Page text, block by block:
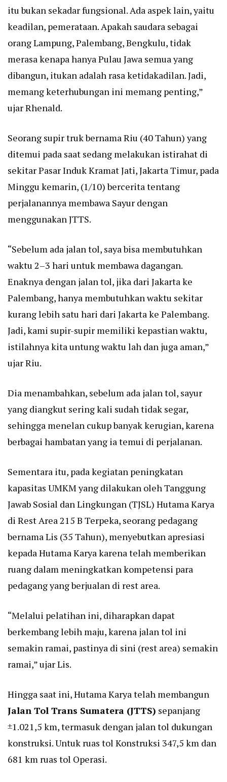
itu bukan sekadar fungsional. Ada aspek lain, yaitu
keadilan, pemerataan. Apakah saudara sebagai
orang Lampung, Palembang, Bengkulu, tidak
merasa kenapa hanya Pulau Jawa semua yang
dibangun, itukan adalah rasa ketidakadilan. Jadi,
memang keterhubungan ini memang penting,”
ujar Rhenald.
Seorang supir truk bernama Riu (40 Tahun) yang
ditemui pada saat sedang melakukan istirahat di
sekitar Pasar Induk Kramat Jati, Jakarta Timur, pada
Minggu kemarin, (1/10) bercerita tentang
perjalanannya membawa Sayur dengan
menggunakan JTTS.
“Sebelum ada jalan tol, saya bisa membutuhkan
waktu 2–3 hari untuk membawa dagangan.
Enaknya dengan jalan tol, jika dari Jakarta ke
Palembang, hanya membutuhkan waktu sekitar
kurang lebih satu hari dari Jakarta ke Palembang.
Jadi, kami supir-supir memiliki kepastian waktu,
istilahnya kita untung waktu lah dan juga aman,”
ujar Riu.
Dia menambahkan, sebelum ada jalan tol, sayur
yang diangkut sering kali sudah tidak segar,
sehingga menelan cukup banyak kerugian, karena
berbagai hambatan yang ia temui di perjalanan.
Sementara itu, pada kegiatan peningkatan
kapasitas UMKM yang dilakukan oleh Tanggung
Jawab Sosial dan Lingkungan (TJSL) Hutama Karya
di Rest Area 215 B Terpeka, seorang pedagang
bernama Lis (35 Tahun), menyebutkan apresiasi
kepada Hutama Karya karena telah memberikan
ruang dalam meningkatkan kompetensi para
pedagang yang berjualan di rest area.
“Melalui pelatihan ini, diharapkan dapat
berkembang lebih maju, karena jalan tol ini
semakin ramai, pastinya di sini (rest area) semakin
ramai,” ujar Lis.
Hingga saat ini, Hutama Karya telah membangun
Jalan Tol Trans Sumatera (JTTS) sepanjang
±1.021,5 km, termasuk dengan jalan tol dukungan
konstruksi. Untuk ruas tol Konstruksi 347,5 km dan
681 km ruas tol Operasi.